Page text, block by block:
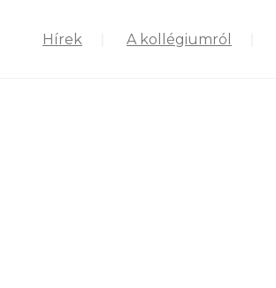
Hírek A kollégiumról